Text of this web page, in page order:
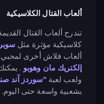
ألعاب القتال الكلاسيكية
تندرج ألعاب القتال
كلاسيكية مؤثرة مثل
ألعاب فلاش أخرى لمحبي
إلكتريك مان وهوبو .
ولعب لعبة"سوردز آند
بشعبية واسعة حتى اليوم.